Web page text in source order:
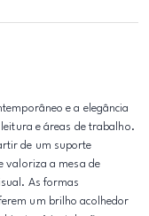
e a elegância
e áreas de trabalho.
de um suporte
valoriza a mesa de
As formas
um brilho acolhedor